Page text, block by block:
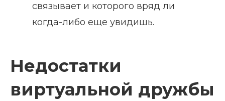
связывает и которого вряд ли
когда-либо еще увидишь.
Недостатки
виртуальной дружбы